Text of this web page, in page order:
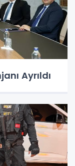
Ayrıldı